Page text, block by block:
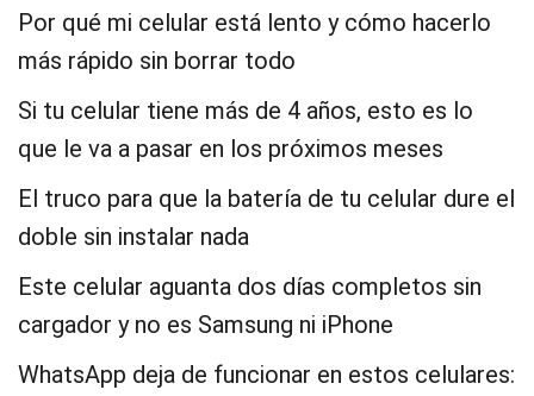
Por qué mi celular está lento y cómo hacerlo
más rápido sin borrar todo
Si tu celular tiene más de 4 años, esto es lo
que le va a pasar en los próximos meses
El truco para que la batería de tu celular dure el
doble sin instalar nada
Este celular aguanta dos días completos sin
cargador y no es Samsung ni iPhone
WhatsApp deja de funcionar en estos celulares: